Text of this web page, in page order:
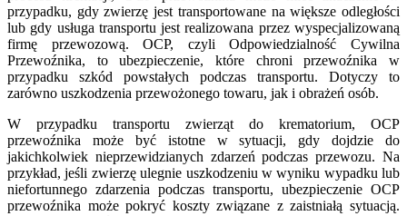
przypadku, gdy zwierzę jest transportowane na większe odległości
lub gdy usługa transportu jest realizowana przez wyspecjalizowaną
firmę przewozową. OCP, czyli Odpowiedzialność Cywilna
Przewoźnika, to ubezpieczenie, które chroni przewoźnika w
przypadku szkód powstałych podczas transportu. Dotyczy to
zarówno uszkodzenia przewożonego towaru, jak i obrażeń osób.
W przypadku transportu zwierząt do krematorium, OCP
przewoźnika może być istotne w sytuacji, gdy dojdzie do
jakichkolwiek nieprzewidzianych zdarzeń podczas przewozu. Na
przykład, jeśli zwierzę ulegnie uszkodzeniu w wyniku wypadku lub
niefortunnego zdarzenia podczas transportu, ubezpieczenie OCP
przewoźnika może pokryć koszty związane z zaistniałą sytuacją.